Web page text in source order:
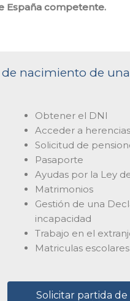
España competente.
nacimiento de
Obtener el DNI
Acceder a herencias
Solicitud de
Pasaporte
Ayudas por la Ley
Matrimonios
Gestión de una
incapacidad
Trabajo en el
Matriculas escolares
Solicitar partida